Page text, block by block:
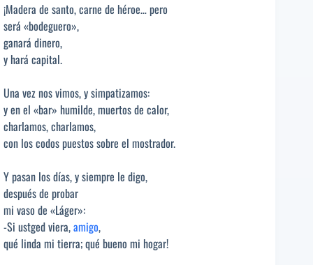
¡Madera de santo, carne de héroe… pero
será «bodeguero»,
ganará dinero,
y hará capital.
Una vez nos vimos, y simpatizamos:
y en el «bar» humilde, muertos de calor,
charlamos, charlamos,
con los codos puestos sobre el mostrador.
Y pasan los días, y siempre le digo,
después de probar
mi vaso de «Láger»:
-Si ustged viera,amigo,
qué linda mi tierra; qué bueno mi hogar!